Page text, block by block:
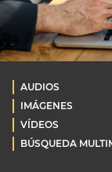
AUDIOS
IMÁGENES
VÍDEOS
BÚSQUEDA